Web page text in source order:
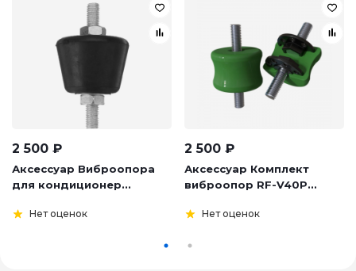
2 500 ₽
Аксессуар Виброопора
для кондиционер...
Нет оценок
2 500 ₽
Аксессуар Комплект
виброопор RF-V40P...
Нет оценок